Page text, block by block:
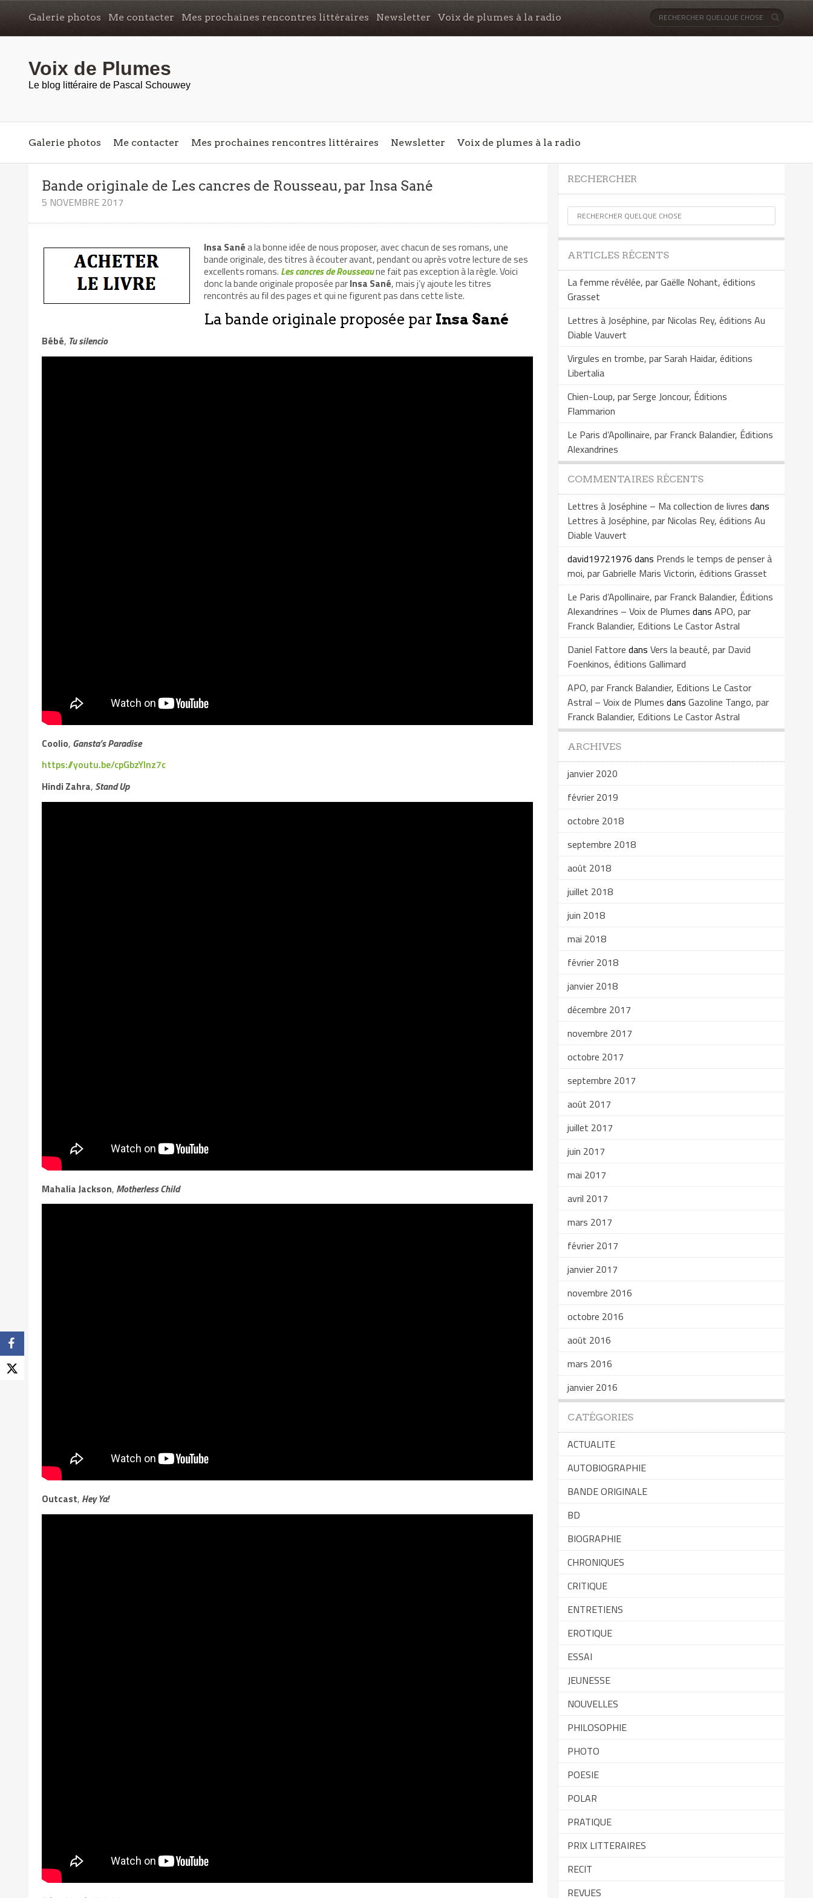
Galerie photos Me contacter Mes prochaines rencontres littéraires Newsletter Voix de plumes à la radio
Voix de Plumes
Le blog littéraire de Pascal Schouwey
Galerie photos Me contacter Mes prochaines rencontres littéraires Newsletter Voix de plumes à la radio
Bande originale de Les cancres de Rousseau, par Insa Sané
5 NOVEMBRE 2017
Insa Sanéa la bonne idée de nous proposer, avec chacun de ses romans, une
bande originale, des titres à écouter avant, pendant ou après votre lecture de ses
excellents romans. Les cancres de Rousseaune fait pas exception à la règle. Voici
donc la bande originale proposée parInsa Sané, mais j’y ajoute les titres
rencontrés au fil des pages et qui ne figurent pas dans cette liste.
La bande originale proposée par Insa Sané
Bébé, Tu silencio
Coolio, Gansta’s Paradise
https://youtu.be/cpGbzYlnz7c
Hindi Zahra, Stand Up
Mahalia Jackson, Motherless Child
Outcast, Hey Ya!
RECHERCHER
ARTICLES RÉCENTS
La femme révélée, par Gaëlle Nohant, éditions
Grasset
Lettres à Joséphine, par Nicolas Rey, éditions Au
Diable Vauvert
Virgules en trombe, par Sarah Haidar, éditions
Libertalia
Chien-Loup, par Serge Joncour, Éditions
Flammarion
Le Paris d’Apollinaire, par Franck Balandier, Éditions
Alexandrines
COMMENTAIRES RÉCENTS
Lettres à Joséphine – Ma collection de livres dans
Lettres à Joséphine, par Nicolas Rey, éditions Au
Diable Vauvert
david19721976 dans Prends le temps de penser à
moi, par Gabrielle Maris Victorin, éditions Grasset
Le Paris d’Apollinaire, par Franck Balandier, Éditions
Alexandrines – Voix de Plumes dans APO, par
Franck Balandier, Editions Le Castor Astral
Daniel Fattore dans Vers la beauté, par David
Foenkinos, éditions Gallimard
APO, par Franck Balandier, Editions Le Castor
Astral – Voix de Plumes dans Gazoline Tango, par
Franck Balandier, Editions Le Castor Astral
ARCHIVES
janvier 2020
février 2019
octobre 2018
septembre 2018
août 2018
juillet 2018
juin 2018
mai 2018
février 2018
janvier 2018
décembre 2017
novembre 2017
octobre 2017
septembre 2017
août 2017
juillet 2017
juin 2017
mai 2017
avril 2017
mars 2017
février 2017
janvier 2017
novembre 2016
octobre 2016
août 2016
mars 2016
janvier 2016
CATÉGORIES
ACTUALITE
AUTOBIOGRAPHIE
BANDE ORIGINALE
BD
BIOGRAPHIE
CHRONIQUES
CRITIQUE
ENTRETIENS
EROTIQUE
ESSAI
JEUNESSE
NOUVELLES
PHILOSOPHIE
PHOTO
POESIE
POLAR
PRATIQUE
PRIX LITTERAIRES
RECIT
REVUES